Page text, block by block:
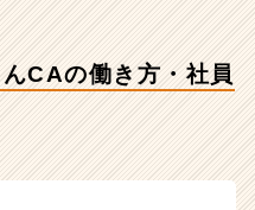
CAの働き方・社員